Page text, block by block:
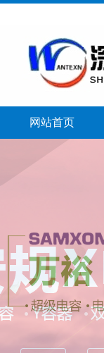
网站首页